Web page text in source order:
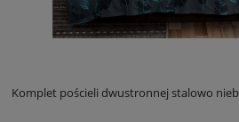
Komplet pościeli dwustronnej stalowo